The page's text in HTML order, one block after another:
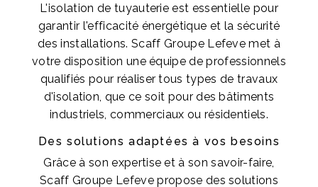
L'isolation de tuyauterie est essentielle pour
garantir l'efficacité énergétique et la sécurité
des installations. Scaff Groupe Lefeve met à
votre disposition une équipe de professionnels
qualifiés pour réaliser tous types de travaux
d'isolation, que ce soit pour des bâtiments
industriels, commerciaux ou résidentiels.
Des solutions adaptées à vos besoins
Grâce à son expertise et à son savoir-faire,
Scaff Groupe Lefeve propose des solutions